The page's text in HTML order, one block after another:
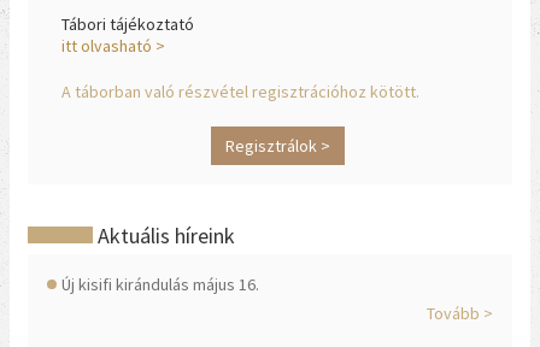
Tábori tájékoztató
itt olvasható >
A táborban való részvétel regisztrációhoz kötött.
Regisztrálok >
Aktuális híreink
Új kisifi kirándulás május 16.
Tovább >